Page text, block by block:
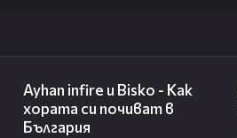
Ayhan infire и Bisko - Как
хората си почиват в
България